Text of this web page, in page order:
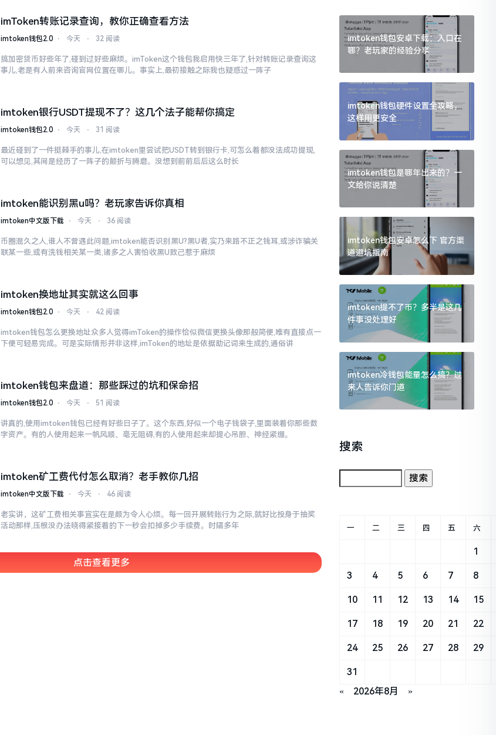
imToken转账记录查询，教你正确查看方法
imtoken钱包2.0 ⋅ 今天 ⋅ 32 阅读
搞加密货币好些年了,碰到过好些麻烦。imToken这个钱包我启用快三年了,针对转账记录查询这
事儿,老是有人前来咨询官网位置在哪儿。事实上,最初接触之际我也疑惑过一阵子
imtoken银行USDT提现不了？这几个法子能帮你搞定
imtoken钱包2.0 ⋅ 今天 ⋅ 31 阅读
最近碰到了一件挺棘手的事儿,在imtoken里尝试把USDT转到银行卡,可怎么着都没法成功提现,
可以想见,其间是经历了一阵子的颠折与腾磨。没想到前前后后这么时长
imtoken能识别黑u吗？老玩家告诉你真相
imtoken中文版下载 ⋅ 今天 ⋅ 36 阅读
币圈混久之人,谁人不曾遇此问题,imtoken能否识别黑U?黑U者,实乃来路不正之钱耳,或涉诈骗关
联某一些,或有洗钱相关某一类,诸多之人害怕收黑U致己惹于麻烦
imtoken换地址其实就这么回事
imtoken钱包2.0 ⋅ 今天 ⋅ 42 阅读
imtoken钱包怎么更换地址众多人觉得imToken的操作恰似微信更换头像那般简便,唯有直接点一
下便可轻易完成。可是实际情形并非这样,imToken的地址是依据助记词来生成的,通俗讲
imtoken钱包来盘道：那些踩过的坑和保命招
imtoken钱包2.0 ⋅ 今天 ⋅ 51 阅读
讲真的,使用imtoken钱包已经有好些日子了。这个东西,好似一个电子钱袋子,里面装着你那些数
字资产。有的人使用起来一帆风顺、毫无阻碍,有的人使用起来却提心吊胆、神经紧绷。
imtoken矿工费代付怎么取消？老手教你几招
imtoken中文版下载 ⋅ 今天 ⋅ 46 阅读
老实讲，这矿工费相关事宜实在是颇为令人心烦。每一回开展转账行为之际,就好比投身于抽奖
活动那样,压根没办法晓得紧接着的下一秒会扣掉多少手续费。时隔多年
点击查看更多
imtoken钱包安卓下载：入口在
哪？老玩家的经验分享
imtoken钱包硬件设置全攻略，
这样用更安全
imtoken钱包是哪年出来的？一
文给你说清楚
imtoken钱包安卓怎么下 官方渠
道避坑指南
imtoken提不了币？多半是这几
件事没处理好
imtoken冷钱包能量怎么搞？过
来人告诉你门道
搜索
« 2026年8月 »
一 二 三 四 五 六
1
3 4 5 6 7 8
10 11 12 13 14 15
17 18 19 20 21 22
24 25 26 27 28 29
31